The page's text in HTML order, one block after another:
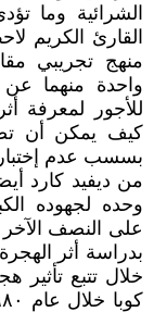
الشرائية وما
القارئ الكريم
منهج تجريبي
واحدة منهما
للأجور لمعرفة
كيف يمكن أن
بسسب عدم
من ديفيد كارد
وحده لجهوده
على النصف
بدراسة أثر